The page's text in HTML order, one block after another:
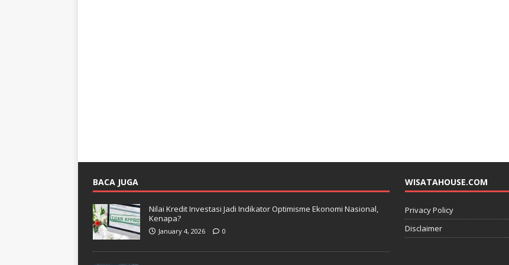
BACA JUGA
Nilai Kredit Investasi Jadi Indikator Optimisme Ekonomi Nasional,
Kenapa?
January 4, 2026 0
WISATAHOUSE.COM
Privacy Policy
Disclaimer